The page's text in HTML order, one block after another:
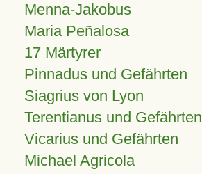
Menna-Jakobus
Maria Peñalosa
17 Märtyrer
Pinnadus und Gefährten
Siagrius von Lyon
Terentianus und Gefährten
Vicarius und Gefährten
Michael Agricola